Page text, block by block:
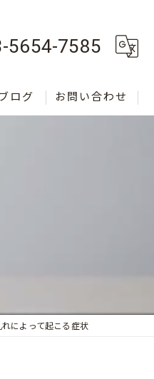
5654-7585
ブログ お問い合わせ
れによって起こる症状